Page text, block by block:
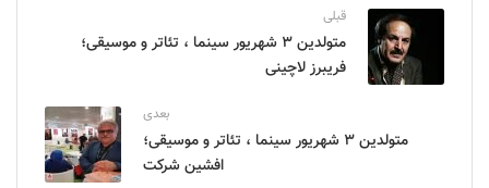
قبلی
متولدین ۳ شهریور سینما ، تئاتر و موسیقی؛
فریبرز لاچینی
بعدی
متولدین ۳ شهریور سینما ، تئاتر و موسیقی؛
افشین شرکت